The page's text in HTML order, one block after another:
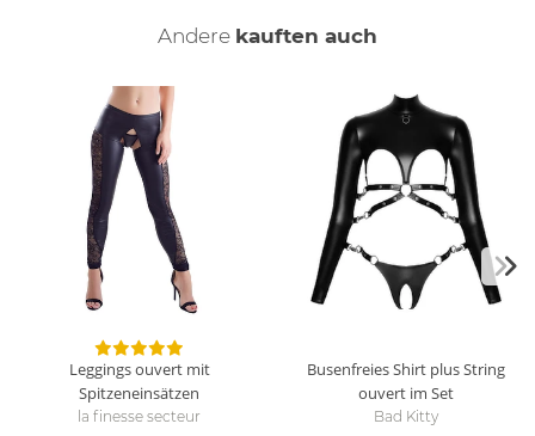
Die Riemen bzw. die Träger, die zum Halsband mit zwei
verstellbar. Auch der Unterbrustriemen kann per
Schnallenverschluss angepasst werden. Der Slip ist im Schritt
mit einem praktischen 2-Wege-Reißverschluss ausgestattet.
Der Po wird durch eine Raffnaht effektvoll betont. Die vier
Strapshalter sind ebenfalls mit Schnallenverschlüssen
verstellbar. An die seitlichen Ringe des Slips können dann die
beiliegenden Klettverschluss-Handfesseln befestigt werden.
Für fesselnde Liebesspiele - erlebe die dunkle Seite der Lust!
Wie wird das Bondage-Dessous-Set gereinigt?
Für das Bondage-Dessous-Set empfehlen wir die schonende
Handwäsche mit Feinwaschmittel.
Andere kauften auch
Leggings ouvert mit
Spitzeneinsätzen
la finesse secteur
Busenfreies Shirt plus String
ouvert im Set
Bad Kitty